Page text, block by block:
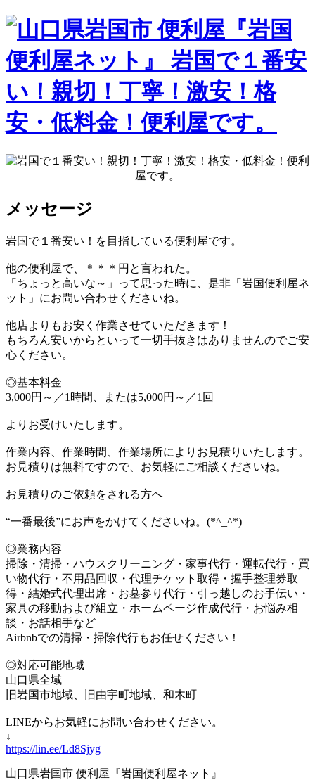
メッセージ
岩国で１番安い！を目指している便利屋です。
他の便利屋で、＊＊＊円と言われた。
「ちょっと高いな～」って思った時に、是非「岩国便利屋ネ
ット」にお問い合わせくださいね。
他店よりもお安く作業させていただきます！
もちろん安いからといって一切手抜きはありませんのでご安
心ください。
◎基本料金
3,000円～／1時間、または5,000円～／1回
よりお受けいたします。
作業内容、作業時間、作業場所によりお見積りいたします。
お見積りは無料ですので、お気軽にご相談くださいね。
お見積りのご依頼をされる方へ
“一番最後”にお声をかけてくださいね。(*^_^*)
◎業務内容
掃除・清掃・ハウスクリーニング・家事代行・運転代行・買
い物代行・不用品回収・代理チケット取得・握手整理券取
得・結婚式代理出席・お墓参り代行・引っ越しのお手伝い・
家具の移動および組立・ホームページ作成代行・お悩み相
談・お話相手など
Airbnbでの清掃・掃除代行もお任せください！
◎対応可能地域
山口県全域
旧岩国市地域、旧由宇町地域、和木町
LINEからお気軽にお問い合わせください。
↓
https://lin.ee/Ld8Sjyg
山口県岩国市 便利屋『岩国便利屋ネット』